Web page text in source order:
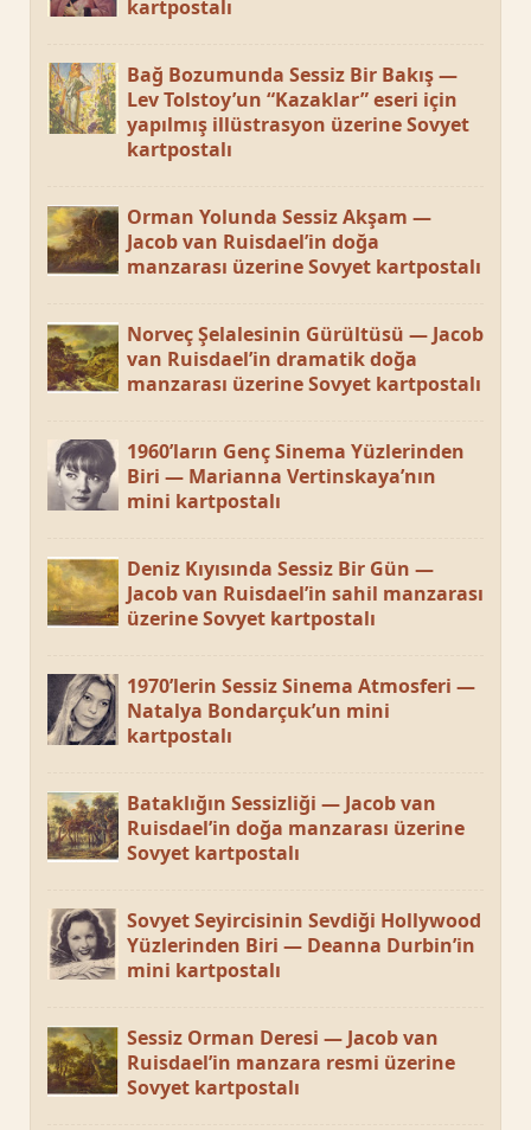
kartpostalı
Bağ Bozumunda Sessiz Bir Bakış —
Lev Tolstoy’un “Kazaklar” eseri için
yapılmış illüstrasyon üzerine Sovyet
kartpostalı
Orman Yolunda Sessiz Akşam —
Jacob van Ruisdael’in doğa
manzarası üzerine Sovyet kartpostalı
Norveç Şelalesinin Gürültüsü — Jacob
van Ruisdael’in dramatik doğa
manzarası üzerine Sovyet kartpostalı
1960’ların Genç Sinema Yüzlerinden
Biri — Marianna Vertinskaya’nın
mini kartpostalı
Deniz Kıyısında Sessiz Bir Gün —
Jacob van Ruisdael’in sahil manzarası
üzerine Sovyet kartpostalı
1970’lerin Sessiz Sinema Atmosferi —
Natalya Bondarçuk’un mini
kartpostalı
Bataklığın Sessizliği — Jacob van
Ruisdael’in doğa manzarası üzerine
Sovyet kartpostalı
Sovyet Seyircisinin Sevdiği Hollywood
Yüzlerinden Biri — Deanna Durbin’in
mini kartpostalı
Sessiz Orman Deresi — Jacob van
Ruisdael’in manzara resmi üzerine
Sovyet kartpostalı